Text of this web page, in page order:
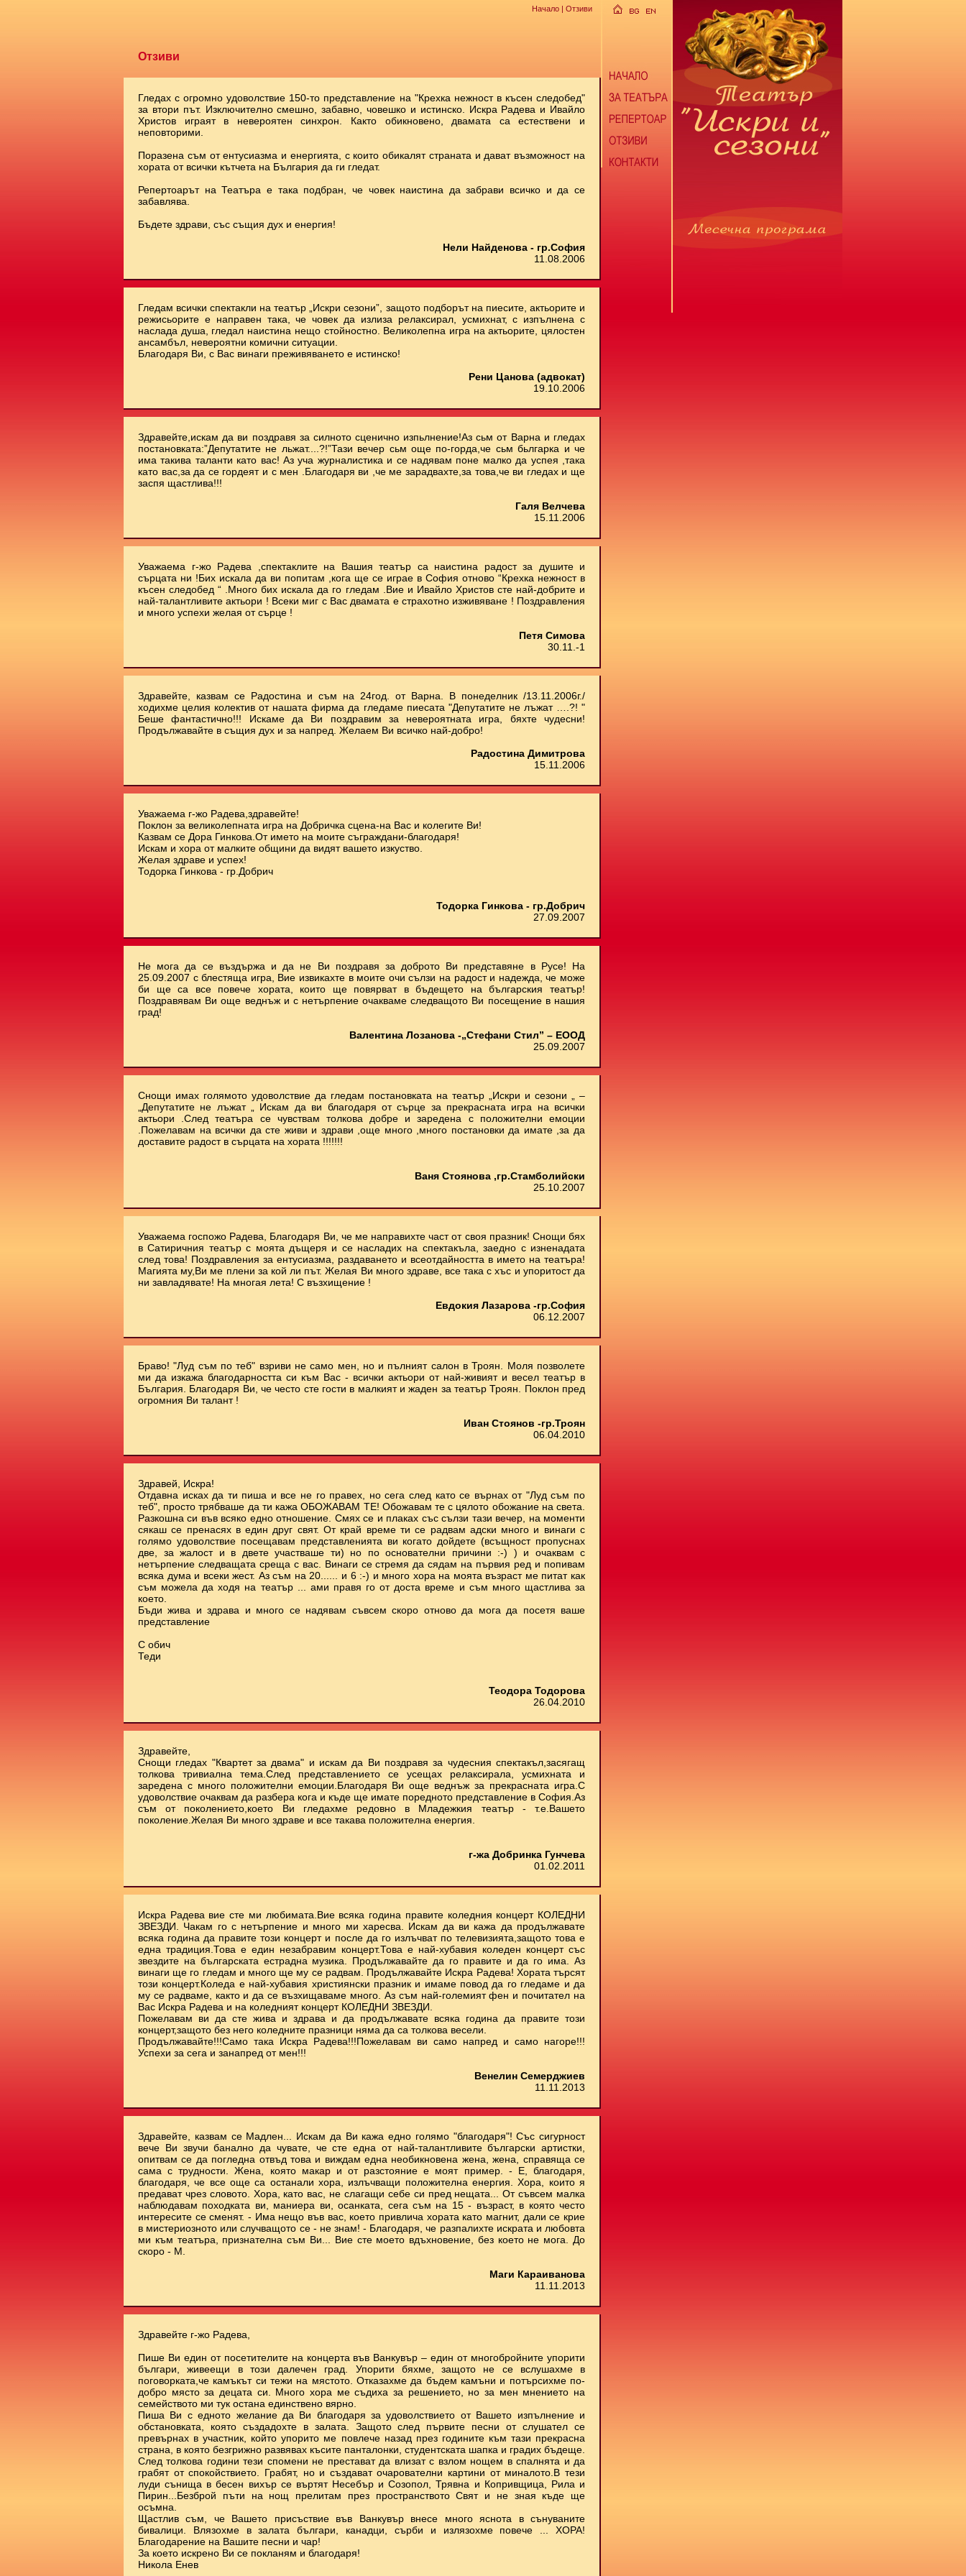
Начало | Отзиви
Отзиви
Гледах с огромно удоволствие 150-то представление на "Крехка нежност в късен следобед"
за втори път. Изключително смешно, забавно, човешко и истинско. Искра Радева и Ивайло
Христов играят в невероятен синхрон. Както обикновено, двамата са естествени и
неповторими.
Поразена съм от ентусиазма и енергията, с които обикалят страната и дават възможност на
хората от всички кътчета на България да ги гледат.
Репертоарът на Театъра е така подбран, че човек наистина да забрави всичко и да се
забавлява.
Бъдете здрави, със същия дух и енергия!
Нели Найденова - гр.София
11.08.2006
Гледам всички спектакли на театър „Искри сезони”, защото подборът на пиесите, актьорите и
режисьорите е направен така, че човек да излиза релаксирал, усмихнат, с изпълнена с
наслада душа, гледал наистина нещо стойностно. Великолепна игра на актьорите, цялостен
ансамбъл, невероятни комични ситуации.
Благодаря Ви, с Вас винаги преживяването е истинско!
Рени Цанова (адвокат)
19.10.2006
Здравейте,искам да ви поздравя за силното сценично изпьлнение!Аз сьм от Варна и гледах
постановката:”Депутатите не льжат....?!”Тази вечер сьм още по-горда,че сьм бьлгарка и че
има такива таланти като вас! Аз уча журналистика и се надявам поне малко да успея ,така
като вас,за да се гордеят и с мен .Благодаря ви ,че ме зарадвахте,за това,че ви гледах и ще
заспя щастлива!!!
Галя Велчева
15.11.2006
Уважаема г-жо Радева ,спектаклите на Вашия театър са наистина радост за душите и
сърцата ни !Бих искала да ви попитам ,кога ще се играе в София отново “Крехка нежност в
късен следобед “ .Много бих искала да го гледам .Вие и Ивайло Христов сте най-добрите и
най-талантливите актьори ! Всеки миг с Вас двамата е страхотно изживяване ! Поздравления
и много успехи желая от сърце !
Петя Симова
30.11.-1
Здравейте, казвам се Радостина и съм на 24год. от Варна. В понеделник /13.11.2006г./
ходихме целия колектив от нашата фирма да гледаме пиесата "Депутатите не лъжат ….?! "
Беше фантастично!!! Искаме да Ви поздравим за невероятната игра, бяхте чудесни!
Продължавайте в същия дух и за напред. Желаем Ви всичко най-добро!
Радостина Димитрова
15.11.2006
Уважаема г-жо Радева,здравейте!
Поклон за великолепната игра на Добричка сцена-на Вас и колегите Ви!
Казвам се Дора Гинкова.От името на моите съграждани-благодаря!
Искам и хора от малките общини да видят вашето изкуство.
Желая здраве и успех!
Тодорка Гинкова - гр.Добрич
Тодорка Гинкова - гр.Добрич
27.09.2007
Не мога да се въздържа и да не Ви поздравя за доброто Ви представяне в Русе! На
25.09.2007 с блестяща игра, Вие извикахте в моите очи сълзи на радост и надежда, че може
би ще са все повече хората, които ще повярват в бъдещето на българския театър!
Поздравявам Ви още веднъж и с нетърпение очакваме следващото Ви посещение в нашия
град!
Валентина Лозанова -„Стефани Стил” – ЕООД
25.09.2007
Снощи имах голямото удоволствие да гледам постановката на театър „Искри и сезони „ –
„Депутатите не лъжат „ Искам да ви благодаря от сърце за прекрасната игра на всички
актьори .След театъра се чувствам толкова добре и заредена с положителни емоции
.Пожелавам на всички да сте живи и здрави ,още много ,много постановки да имате ,за да
доставите радост в сърцата на хората !!!!!!!
Ваня Стоянова ,гр.Стамболийски
25.10.2007
Уважаема госпожо Радева, Благодаря Ви, че ме направихте част от своя празник! Снощи бях
в Сатиричния театър с моята дъщеря и се насладих на спектакъла, заедно с изненадата
след това! Поздравления за ентусиазма, раздаването и всеотдайността в името на театъра!
Магията му,Ви ме плени за кой ли път. Желая Ви много здраве, все така с хъс и упоритост да
ни завладявате! На многая лета! С възхищение !
Евдокия Лазарова -гр.София
06.12.2007
Браво! "Луд съм по теб" взриви не само мен, но и пълният салон в Троян. Моля позволете
ми да изкажа благодарността си към Вас - всички актьори от най-живият и весел театър в
България. Благодаря Ви, че често сте гости в малкият и жаден за театър Троян. Поклон пред
огромния Ви талант !
Иван Стоянов -гр.Троян
06.04.2010
Здравей, Искра!
Отдавна исках да ти пиша и все не го правех, но сега след като се върнах от "Луд съм по
теб", просто трябваше да ти кажа ОБОЖАВАМ ТЕ! Обожавам те с цялото обожание на света.
Разкошна си във всяко едно отношение. Смях се и плаках със сълзи тази вечер, на моменти
сякаш се пренасях в един друг свят. От край време ти се радвам адски много и винаги с
голямо удоволствие посещавам представленията ви когато дойдете (всъщност пропуснах
две, за жалост и в двете участваше ти) но по основателни причини :-) ) и очаквам с
нетърпение следващата среща с вас. Винаги се стремя да сядам на първия ред и попивам
всяка дума и всеки жест. Аз съм на 20...... и 6 :-) и много хора на моята възраст ме питат как
съм можела да ходя на театър ... ами правя го от доста време и съм много щастлива за
което.
Бъди жива и здрава и много се надявам съвсем скоро отново да мога да посетя ваше
представление
С обич
Теди
Теодора Тодорова
26.04.2010
Здравейте,
Снощи гледах "Квартет за двама" и искам да Ви поздравя за чудесния спектакъл,засягащ
толкова тривиална тема.След представлението се усещах релаксирала, усмихната и
заредена с много положителни емоции.Благодаря Ви още веднъж за прекрасната игра.С
удоволствие очаквам да разбера кога и къде ще имате поредното представление в София.Аз
съм от поколението,което Ви гледахме редовно в Младежкия театър - т.е.Вашето
поколение.Желая Ви много здраве и все такава положителна енергия.
г-жа Добринка Гунчева
01.02.2011
Искра Радева вие сте ми любимата.Вие всяка година правите коледния концерт КОЛЕДНИ
ЗВЕЗДИ. Чакам го с нетърпение и много ми харесва. Искам да ви кажа да продължавате
всяка година да правите този концерт и после да го излъчват по телевизията,защото това е
една традиция.Това е един незабравим концерт.Това е най-хубавия коледен концерт със
звездите на българската естрадна музика. Продължавайте да го правите и да го има. Аз
винаги ще го гледам и много ще му се радвам. Продължавайте Искра Радева! Хората търсят
този концерт.Коледа е най-хубавия християнски празник и имаме повод да го гледаме и да
му се радваме, както и да се възхищаваме много. Аз съм най-големият фен и почитател на
Вас Искра Радева и на коледният концерт КОЛЕДНИ ЗВЕЗДИ.
Пожелавам ви да сте жива и здрава и да продължавате всяка година да правите този
концерт,защото без него коледните празници няма да са толкова весели.
Продължавайте!!!Само така Искра Радева!!!Пожелавам ви само напред и само нагоре!!!
Успехи за сега и занапред от мен!!!
Венелин Семерджиев
11.11.2013
Здравейте, казвам се Мадлен... Искам да Ви кажа едно голямо "благодаря"! Със сигурност
вече Ви звучи банално да чувате, че сте една от най-талантливите български артистки,
опитвам се да погледна отвъд това и виждам една необикновена жена, жена, справяща се
сама с трудности. Жена, която макар и от разстояние е моят пример. - Е, благодаря,
благодаря, че все още са останали хора, излъчващи положителна енергия. Хора, които я
предават чрез словото. Хора, като вас, не слагащи себе си пред нещата... От съвсем малка
наблюдавам походката ви, маниера ви, осанката, сега съм на 15 - възраст, в която често
интересите се сменят. - Има нещо във вас, което привлича хората като магнит, дали се крие
в мистериозното или случващото се - не знам! - Благодаря, че разпалихте искрата и любовта
ми към театъра, признателна съм Ви... Вие сте моето вдъхновение, без което не мога. До
скоро - М.
Маги Караиванова
11.11.2013
Здравейте г-жо Радева,
Пише Ви един от посетителите на концерта във Ванкувър – един от многобройните упорити
българи, живеещи в този далечен град. Упорити бяхме, защото не се вслушахме в
поговорката,че камъкът си тежи на мястото. Отказахме да бъдем камъни и потърсихме по-
добро място за децата си. Много хора ме съдиха за решението, но за мен мнението на
семейството ми тук остана единствено вярно.
Пиша Ви с едното желание да Ви благодаря за удоволствието от Вашето изпълнение и
обстановката, която създадохте в залата. Защото след първите песни от слушател се
превърнах в участник, който упорито ме повлече назад през годините към тази прекрасна
страна, в която безгрижно развявах късите панталонки, студентската шапка и градих бъдеще.
След толкова години тези спомени не престават да влизат с взлом нощем в спалнята и да
грабят от спокойствието. Грабят, но и създават очарователни картини от миналото.В тези
луди сънища в бесен вихър се въртят Несебър и Созопол, Трявна и Копривщица, Рила и
Пирин...Безброй пъти на нощ прелитам през пространството Свят и не зная къде ще
осъмна.
Щастлив съм, че Вашето присъствие във Ванкувър внесе много яснота в сънуваните
бивалици. Влязохме в залата българи, канадци, сърби и излязохме повече ... ХОРА!
Благодарение на Вашите песни и чар!
За което искрено Ви се покланям и благодаря!
Никола Енев